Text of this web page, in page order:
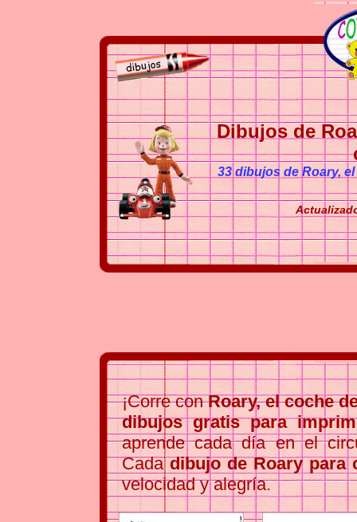
Dibujos de
33 dibujos de Roary,
¡Corre conRoary, el coche
dibujos gratis para
aprende cada día en el
Cadadibujo de Roary para
velocidad y alegría.